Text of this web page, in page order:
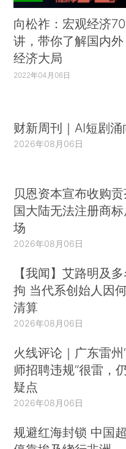
向松祚：宏观经济70
讲，带你了解国内外
经济大局
2022年04月06日
财新周刊｜AI短剧
2026年08月06日
贝恩资本宣布收购
国大陆无法注册商
场
2026年08月06日
【我闻】艾路明及
拘 当代系创始人因
清算
2026年08月06日
火线评论｜广东雷州
师招聘违规”很雷，
疑点
2026年08月06日
规避红海封锁 中国